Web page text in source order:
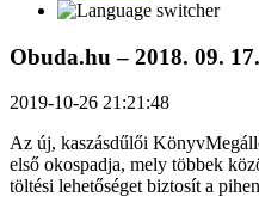
Obuda.hu – 2018. 09. 17.
2019-10-26 21:21:48
Az új, kaszásdűlői
első okospadja, mely többek
töltési lehetőséget biztosít a